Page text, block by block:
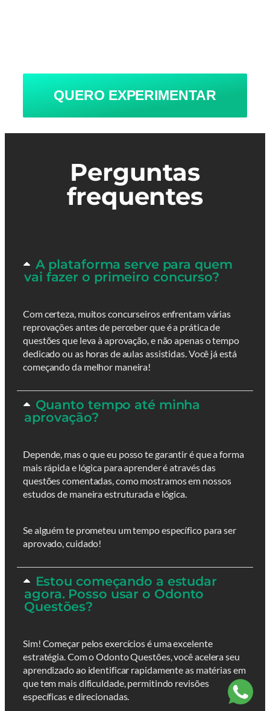
QUERO EXPERIMENTAR
Perguntas
frequentes
A plataforma serve para quem
vai fazer o primeiro concurso?
Com certeza, muitos concurseiros enfrentam várias
reprovações antes de perceber que é a prática de
questões que leva à aprovação, e não apenas o tempo
dedicado ou as horas de aulas assistidas. Você já está
começando da melhor maneira!
Quanto tempo até minha
aprovação?
Depende, mas o que eu posso te garantir é que a forma
mais rápida e lógica para aprender é através das
questões comentadas, como mostramos em nossos
estudos de maneira estruturada e lógica.
Se alguém te prometeu um tempo específico para ser
aprovado, cuidado!
Estou começando a estudar
agora. Posso usar o Odonto
Questões?
Sim! Começar pelos exercícios é uma excelente
estratégia. Com o Odonto Questões, você acelera seu
aprendizado ao identificar rapidamente as matérias em
que tem mais dificuldade, permitindo revisões
específicas e direcionadas.